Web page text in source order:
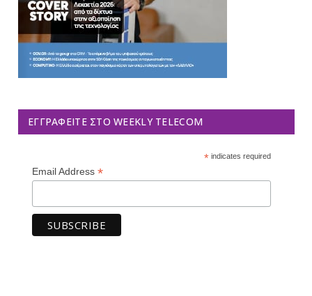
ΕΓΓΡΑΦΕΊΤΕ ΣΤΟ WEEKLY TELECOM
*indicates required
Email Address *